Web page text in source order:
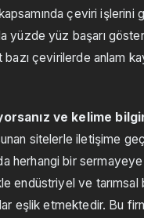
çeviri
yüzde yüz başarı
çevirilerde anlam
ve kelime
sitelerle iletişime
herhangi bir
endüstriyel ve
eşlik etmektedir. Bu